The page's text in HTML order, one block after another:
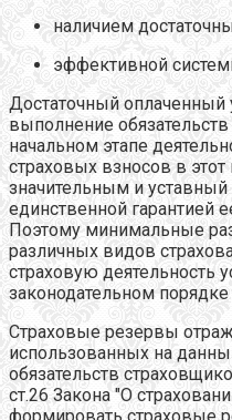
наличием
эффективной
Достаточный оплаченный
выполнение
начальном этапе
страховых взносов в
значительным и уставный
единственной гарантией
Поэтому минимальные
различных видов
страховую деятельность
законодательном порядке
Страховые резервы
использованных на
обязательств
ст.26 Закона "О